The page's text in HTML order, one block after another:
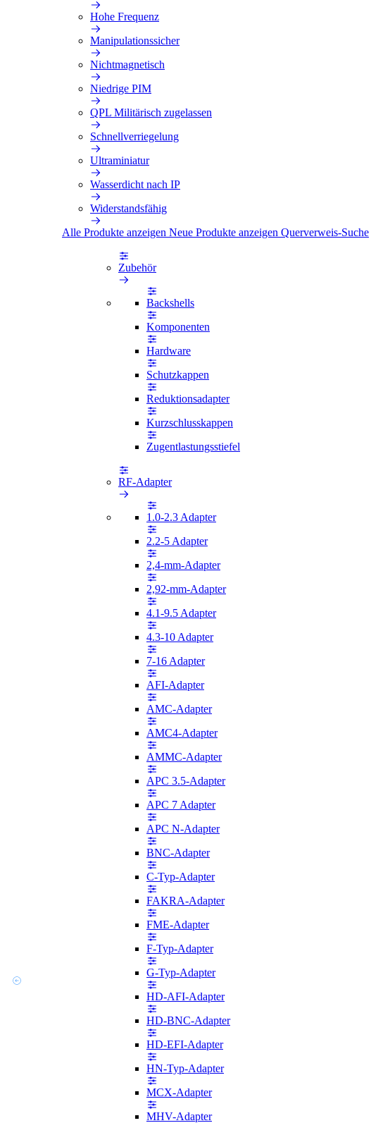
Hohe Frequenz
Manipulationssicher
Nichtmagnetisch
Niedrige PIM
QPL Militärisch zugelassen
Schnellverriegelung
Ultraminiatur
Wasserdicht nach IP
Widerstandsfähig
Alle Produkte anzeigen Neue Produkte anzeigen Querverweis-Suche
Zubehör
Backshells
Komponenten
Hardware
Schutzkappen
Reduktionsadapter
Kurzschlusskappen
Zugentlastungsstiefel
RF-Adapter
1.0-2.3 Adapter
2.2-5 Adapter
2,4-mm-Adapter
2,92-mm-Adapter
4.1-9.5 Adapter
4.3-10 Adapter
7-16 Adapter
AFI-Adapter
AMC-Adapter
AMC4-Adapter
AMMC-Adapter
APC 3.5-Adapter
APC 7 Adapter
APC N-Adapter
BNC-Adapter
C-Typ-Adapter
FAKRA-Adapter
FME-Adapter
F-Typ-Adapter
G-Typ-Adapter
HD-AFI-Adapter
HD-BNC-Adapter
HD-EFI-Adapter
HN-Typ-Adapter
MCX-Adapter
MHV-Adapter